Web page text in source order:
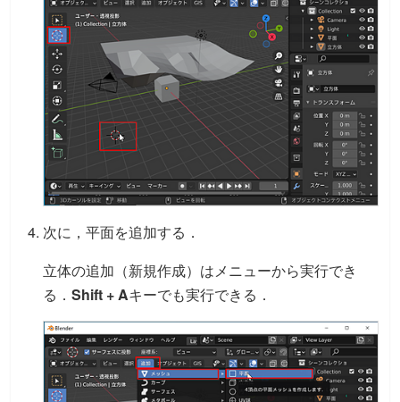
次に，平面を追加する．
立体の追加（新規作成）はメニューから実行でき
る． Shift + Aキーでも実行できる．